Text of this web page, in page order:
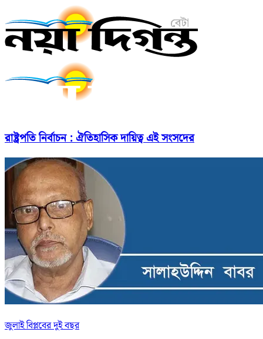
রাষ্ট্রপতি নির্বাচন : ঐতিহাসিক দায়িত্ব এই সংসদের
জুলাই বিপ্লবের দুই বছর